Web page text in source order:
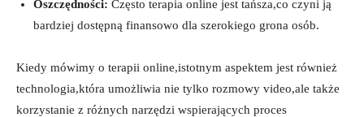
Oszczędności: Często terapia online jest tańsza,co czyni ją
bardziej dostępną finansowo‍ dla⁢ szerokiego ​grona ‌osób.
Kiedy mówimy o terapii online,istotnym aspektem jest⁤ również
technologia,która umożliwia nie tylko rozmowy‌ video,ale także⁤
korzystanie z różnych ​narzędzi‌ wspierających ‌proces